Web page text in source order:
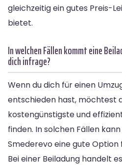
gleichzeitig ein gutes Preis-
bietet.
In welchen Fällen kommt eine
dich infrage?
Wenn du dich für einen
entschieden hast, möchtest
kostengünstigste und
finden. In solchen Fällen
Smederevo eine gute Option
Bei einer Beiladung handelt